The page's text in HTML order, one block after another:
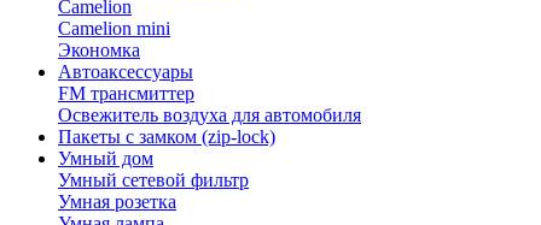
Camelion
Camelion mini
Экономка
Автоаксессуары
FM трансмиттер
Освежитель воздуха для автомобиля
Пакеты с замком (zip-lock)
Умный дом
Умный сетевой фильтр
Умная розетка